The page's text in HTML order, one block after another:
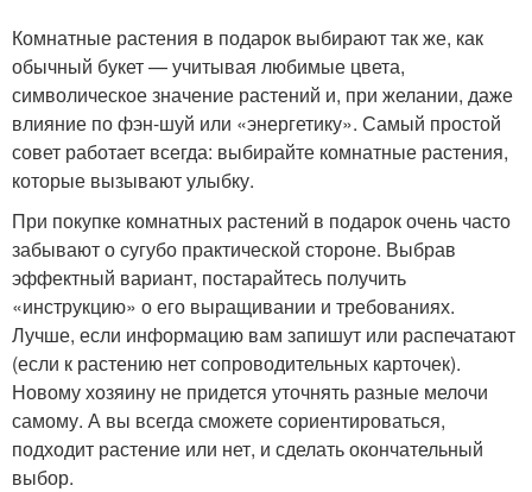
Комнатные растения в подарок выбирают так же, как
обычный букет — учитывая любимые цвета,
символическое значение растений и, при желании, даже
влияние по фэн-шуй или «энергетику». Самый простой
совет работает всегда: выбирайте комнатные растения,
которые вызывают улыбку.
При покупке комнатных растений в подарок очень часто
забывают о сугубо практической стороне. Выбрав
эффектный вариант, постарайтесь получить
«инструкцию» о его выращивании и требованиях.
Лучше, если информацию вам запишут или распечатают
(если к растению нет сопроводительных карточек).
Новому хозяину не придется уточнять разные мелочи
самому. А вы всегда сможете сориентироваться,
подходит растение или нет, и сделать окончательный
выбор.